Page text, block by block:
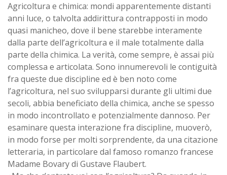
Agricoltura e chimica: mondi apparentemente distanti
anni luce, o talvolta addirittura contrapposti in modo
quasi manicheo, dove il bene starebbe interamente
dalla parte dell’agricoltura e il male totalmente dalla
parte della chimica. La verità, come sempre, è assai più
complessa e articolata. Sono innumerevoli le contiguità
fra queste due discipline ed è ben noto come
l’agricoltura, nel suo svilupparsi durante gli ultimi due
secoli, abbia beneficiato della chimica, anche se spesso
in modo incontrollato e potenzialmente dannoso. Per
esaminare questa interazione fra discipline, muoverò,
in modo forse per molti sorprendente, da una citazione
letteraria, in particolare dal famoso romanzo francese
Madame Bovary di Gustave Flaubert.